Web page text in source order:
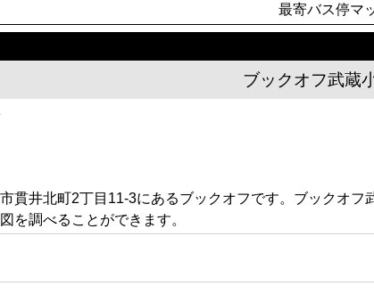
最寄バス停マ
ブックオフ武蔵
貫井北町2丁目11-3にあるブックオフです。ブックオ
を調べることができます。